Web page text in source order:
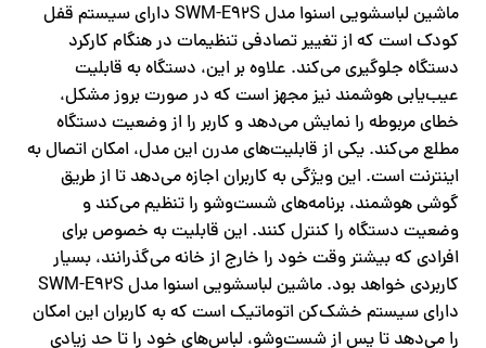
ماشین لباسشویی اسنوا مدل SWM-E92S دارای سیستم قفل
کودک است که از تغییر تصادفی تنظیمات در هنگام کارکرد
دستگاه جلوگیری می‌کند. علاوه بر این، دستگاه به قابلیت
عیب‌یابی هوشمند نیز مجهز است که در صورت بروز مشکل،
خطای مربوطه را نمایش می‌دهد و کاربر را از وضعیت دستگاه
مطلع می‌کند. یکی از قابلیت‌های مدرن این مدل، امکان اتصال به
اینترنت است. این ویژگی به کاربران اجازه می‌دهد تا از طریق
گوشی هوشمند، برنامه‌های شست‌وشو را تنظیم می‌کند و
وضعیت دستگاه را کنترل کنند. این قابلیت به خصوص برای
افرادی که بیشتر وقت خود را خارج از خانه می‌گذرانند، بسیار
کاربردی خواهد بود. ماشین لباسشویی اسنوا مدل SWM-E92S
دارای سیستم خشک‌کن اتوماتیک است که به کاربران این امکان
را می‌دهد تا پس از شست‌وشو، لباس‌های خود را تا حد زیادی